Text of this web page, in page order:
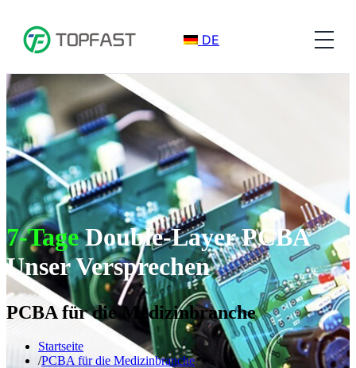
DE
7-TageDouble-Layer PCBA
Unser Versprechen
PCBA für die Medizinbranche
Startseite
PCBA für die Medizinbranche